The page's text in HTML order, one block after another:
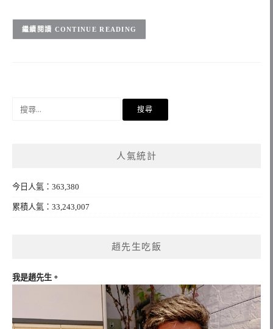
CONTINUE READING
人氣統計
今日人氣：363,380
累積人氣：33,243,007
趙先生吃飯
我是趙先生。